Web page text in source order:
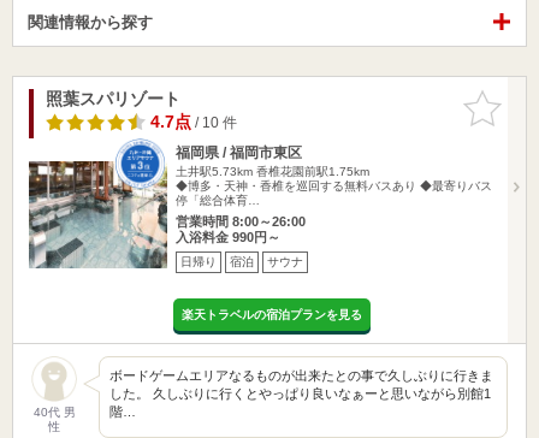
関連情報から探す
お気に入
りに追加
照葉スパリゾート
4.7点/ 10 件
福岡県 / 福岡市東区
土井駅5.73km 香椎花園前駅1.75km
◆博多・天神・香椎を巡回する無料バスあり ◆最寄りバス
停「総合体育…
営業時間 8:00～26:00
入浴料金 990円～
日帰り 宿泊 サウナ
楽天トラベルの宿泊プランを見る
40代 男
性
ボードゲームエリアなるものが出来たとの事で久しぶりに行きま
した。 久しぶりに行くとやっぱり良いなぁーと思いながら別館1
階…